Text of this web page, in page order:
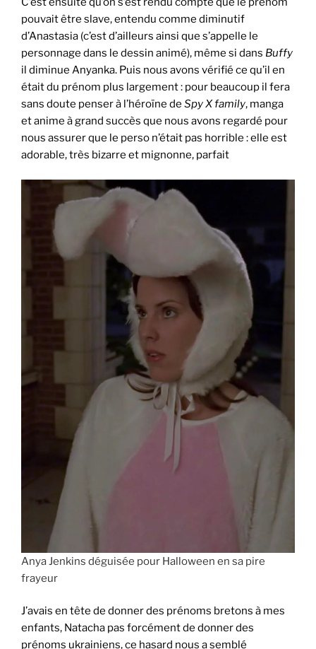
pouvait être slave, entendu comme diminutif
d’Anastasia (c’est d’ailleurs ainsi que s’appelle le
personnage dans le dessin animé), même si dans Buffy
il diminue Anyanka. Puis nous avons vérifié ce qu’il en
était du prénom plus largement : pour beaucoup il fera
sans doute penser à l’héroïne de Spy X family, manga
et anime à grand succès que nous avons regardé pour
nous assurer que le perso n’était pas horrible : elle est
adorable, très bizarre et mignonne, parfait
Anya Jenkins déguisée pour Halloween en sa pire
frayeur
J’avais en tête de donner des prénoms bretons à mes
enfants, Natacha pas forcément de donner des
prénoms ukrainiens, ce hasard nous a semblé